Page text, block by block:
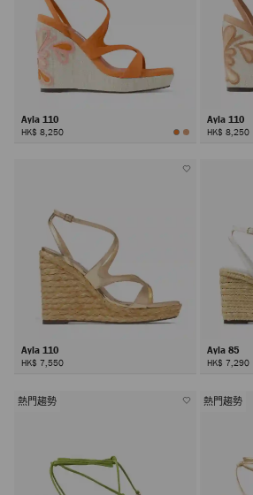
Ayla 110
HK$ 8,250
Ayla 110
HK$ 8,250
Ayla 110
HK$ 7,550
Ayla 85
HK$ 7,290
熱門趨勢 熱門趨勢